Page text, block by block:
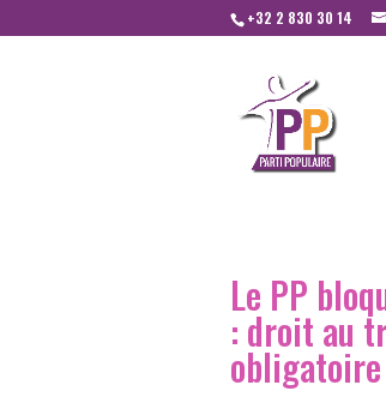
+32 2 830 30 14
Le PP
: droit au